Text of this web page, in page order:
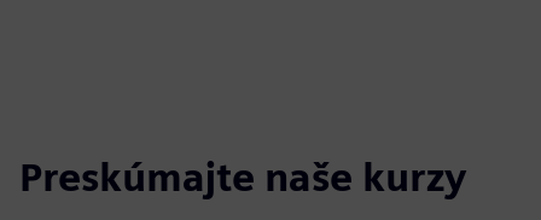
Preskúmajte naše kurzy